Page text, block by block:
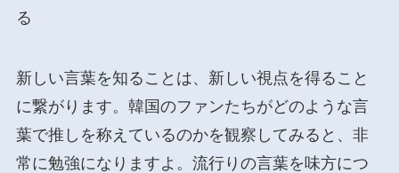
る
新しい言葉を知ることは、新しい視点を得ること
に繋がります。韓国のファンたちがどのような言
葉で推しを称えているのかを観察してみると、非
常に勉強になりますよ。流行りの言葉を味方につ